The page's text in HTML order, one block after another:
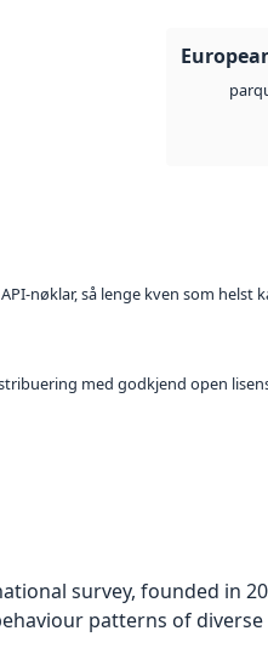
nøklar, så lenge kven som helst
med godkjend open
survey, founded in
patterns of